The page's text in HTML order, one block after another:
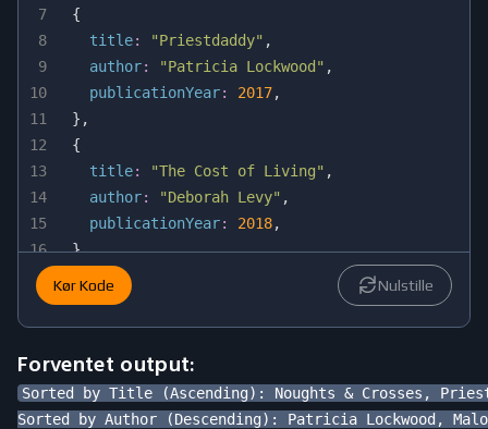
7
8
9
10
11
12
13
14
15
16
17
18
19
22
{
title: "Priestdaddy" ,
author: "Patricia Lockwood" ,
publicationYear: 2017,
} ,
{
title: "The Cost of Living" ,
author: "Deborah Levy" ,
publicationYear: 2018,
},
// Sort by `title` in ascending order
const
sortedByTitleAscending
b
.___((book) => book.title);
Kør Kode Nulstille
Forventet output:
Sorted by Title (Ascending): Noughts & Crosses,
Sorted by Author (Descending): Patricia Lockwood,